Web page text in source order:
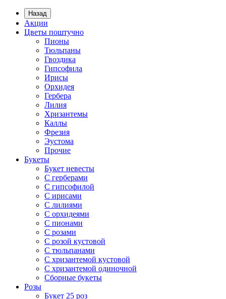
Назад
Акции
Цветы поштучно
Пионы
Тюльпаны
Гвоздика
Гипсофила
Ирисы
Орхидея
Гербера
Лилия
Хризантемы
Каллы
Фрезия
Эустома
Прочие
Букеты
Букет невесты
С герберами
С гипсофилой
С ирисами
С лилиями
С орхидеями
С пионами
С розами
С розой кустовой
С тюльпанами
С хризантемой кустовой
С хризантемой одиночной
Сборные букеты
Розы
Букет 25 роз